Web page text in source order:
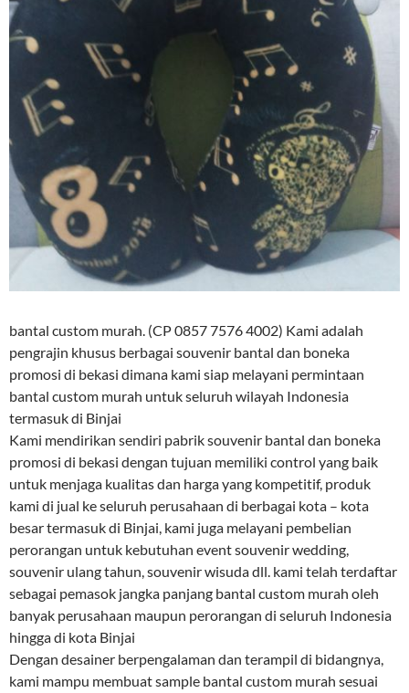
bantal custom murah. (CP 0857 7576 4002) Kami adalah
pengrajin khusus berbagai souvenir bantal dan boneka
promosi di bekasi dimana kami siap melayani permintaan
bantal custom murah untuk seluruh wilayah Indonesia
termasuk di Binjai
Kami mendirikan sendiri pabrik souvenir bantal dan boneka
promosi di bekasi dengan tujuan memiliki control yang baik
untuk menjaga kualitas dan harga yang kompetitif, produk
kami di jual ke seluruh perusahaan di berbagai kota – kota
besar termasuk di Binjai, kami juga melayani pembelian
perorangan untuk kebutuhan event souvenir wedding,
souvenir ulang tahun, souvenir wisuda dll. kami telah terdaftar
sebagai pemasok jangka panjang bantal custom murah oleh
banyak perusahaan maupun perorangan di seluruh Indonesia
hingga di kota Binjai
Dengan desainer berpengalaman dan terampil di bidangnya,
kami mampu membuat sample bantal custom murah sesuai